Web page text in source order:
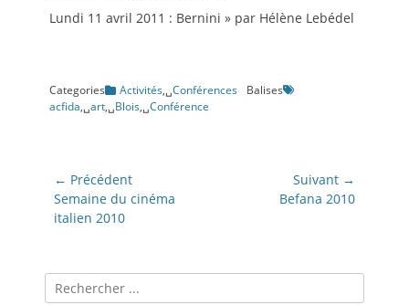
Lundi 11 avril 2011 : Bernini » par Hélène Lebédel
Categories Activités,␣Conférences
Balises
acfida,␣art,␣Blois,␣Conférence
Navigation
de
l’article
← Précédent
Article
précédent:
Semaine du cinéma
italien 2010
Suivant →
Befana 2010
Recherche
pour: